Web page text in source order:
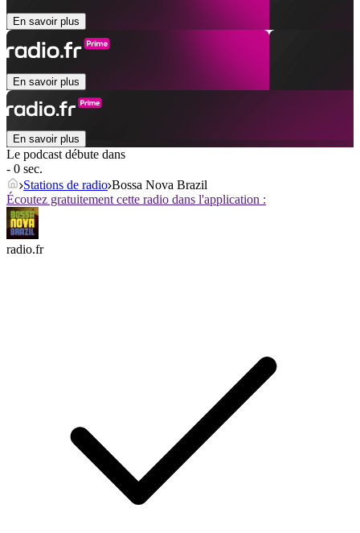
En savoir plus
En savoir plus
En savoir plus
Le podcast débute dans
- 0 sec.
Stations de radio Bossa Nova Brazil
Écoutez gratuitement cette radio dans l'application :
radio.fr